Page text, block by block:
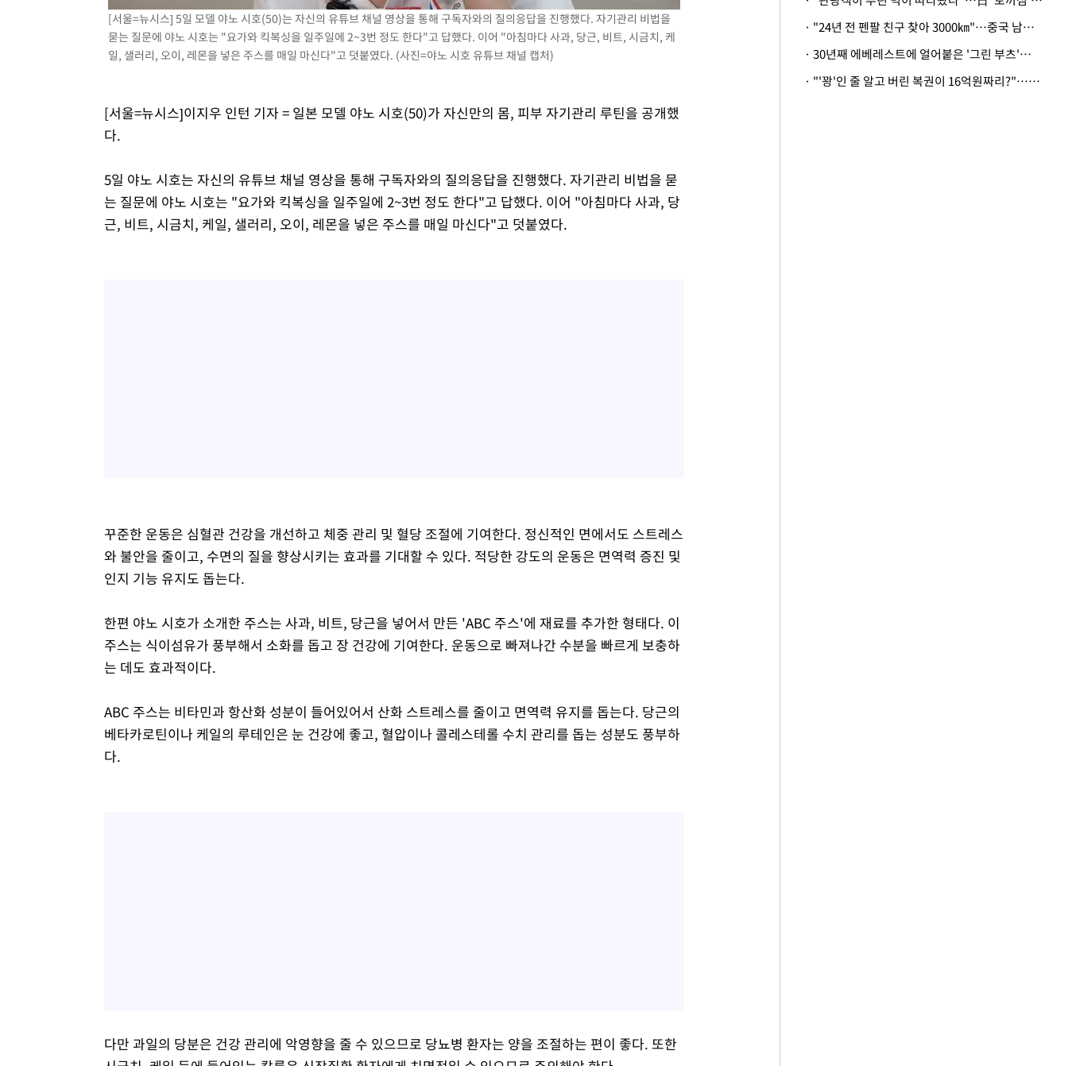
"일본축구협회, 대한축구협회 성 접대 의혹 심판 조사"
[속보]장은수, KLPGA 제주삼다수 역전 우승…데뷔 10년 차에 첫
"얼마나 더웠으면"…안동 물길공원서 헤엄친 구렁이 '소동'
'2경기 연속 침묵' 손흥민, 톨루카전 68분만 뛰고 슈팅 0개
이강인, 오늘 서울서 AT마드리드 입단식…'전례 없는 특급대우'
콜롬비아 신임 우파 대통령 취임 하루만에 차량폭탄 폭발 사건
튀르키예 외무장관, "메카 3국 방위협정은 이란이 목표 아냐 " 밝혀
이군이 불법 군시설 건설한 레바논 남부에서 레바논군 3명 폭발로 부상
[서울=뉴시스] 5일 모델 야노 시호(50)는 자신의 유튜브 채널 영상을 통해 구독자와의 질의응답을 진행했다. 자기관리 비법을
묻는 질문에 야노 시호는 "요가와 킥복싱을 일주일에 2~3번 정도 한다"고 답했다. 이어 "아침마다 사과, 당근, 비트, 시금치, 케
일, 샐러리, 오이, 레몬을 넣은 주스를 매일 마신다"고 덧붙였다. (사진=야노 시호 유튜브 채널 캡처)
[서울=뉴시스]이지우 인턴 기자 = 일본 모델 야노 시호(50)가 자신만의 몸, 피부 자기관리 루틴을 공개했
다.
5일 야노 시호는 자신의 유튜브 채널 영상을 통해 구독자와의 질의응답을 진행했다. 자기관리 비법을 묻
는 질문에 야노 시호는 "요가와 킥복싱을 일주일에 2~3번 정도 한다"고 답했다. 이어 "아침마다 사과, 당
근, 비트, 시금치, 케일, 샐러리, 오이, 레몬을 넣은 주스를 매일 마신다"고 덧붙였다.
꾸준한 운동은 심혈관 건강을 개선하고 체중 관리 및 혈당 조절에 기여한다. 정신적인 면에서도 스트레스
와 불안을 줄이고, 수면의 질을 향상시키는 효과를 기대할 수 있다. 적당한 강도의 운동은 면역력 증진 및
인지 기능 유지도 돕는다.
한편 야노 시호가 소개한 주스는 사과, 비트, 당근을 넣어서 만든 'ABC 주스'에 재료를 추가한 형태다. 이
주스는 식이섬유가 풍부해서 소화를 돕고 장 건강에 기여한다. 운동으로 빠져나간 수분을 빠르게 보충하
는 데도 효과적이다.
ABC 주스는 비타민과 항산화 성분이 들어있어서 산화 스트레스를 줄이고 면역력 유지를 돕는다. 당근의
베타카로틴이나 케일의 루테인은 눈 건강에 좋고, 혈압이나 콜레스테롤 수치 관리를 돕는 성분도 풍부하
다.
다만 과일의 당분은 건강 관리에 악영향을 줄 수 있으므로 당뇨병 환자는 양을 조절하는 편이 좋다. 또한
· "24년 전 펜팔 친구 찾아 3000㎞"…중국 남성 사연에 '뭉클'
· 30년째 에베레스트에 얼어붙은 '그린 부츠'…드디어 가족 품으로
· "'꽝'인 줄 알고 버린 복권이 16억원짜리?"…극적으로 되찾은 사연